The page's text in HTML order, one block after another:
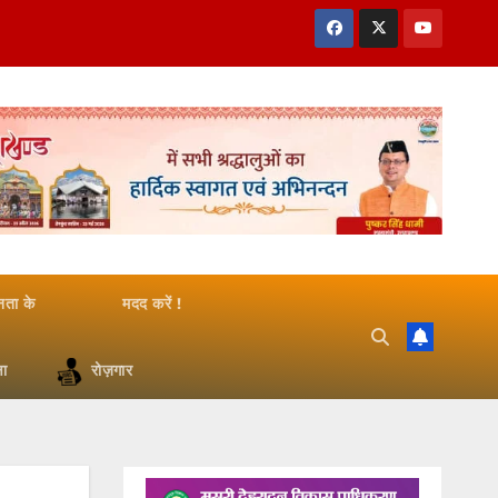
के मदद करें !
रोज़गार